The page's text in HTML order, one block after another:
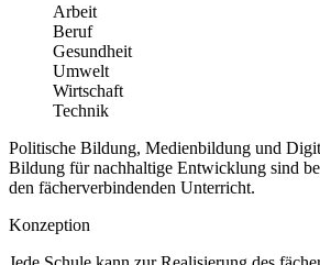
Arbeit
Beruf
Gesundheit
Umwelt
Wirtschaft
Technik
Politische Bildung, Medienbildung und
Bildung für nachhaltige Entwicklung sind
den fächerverbindenden Unterricht.
Konzeption